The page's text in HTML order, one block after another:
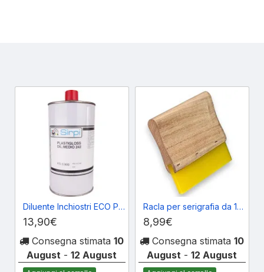
Diluente Inchiostri ECO PLASTIGLOSS Medio 900ml
13,90€
Consegna stimata10
August -12 August
Racla per serigrafia da 12,5 cm
8,99€
Consegna stimata10
August -12 August